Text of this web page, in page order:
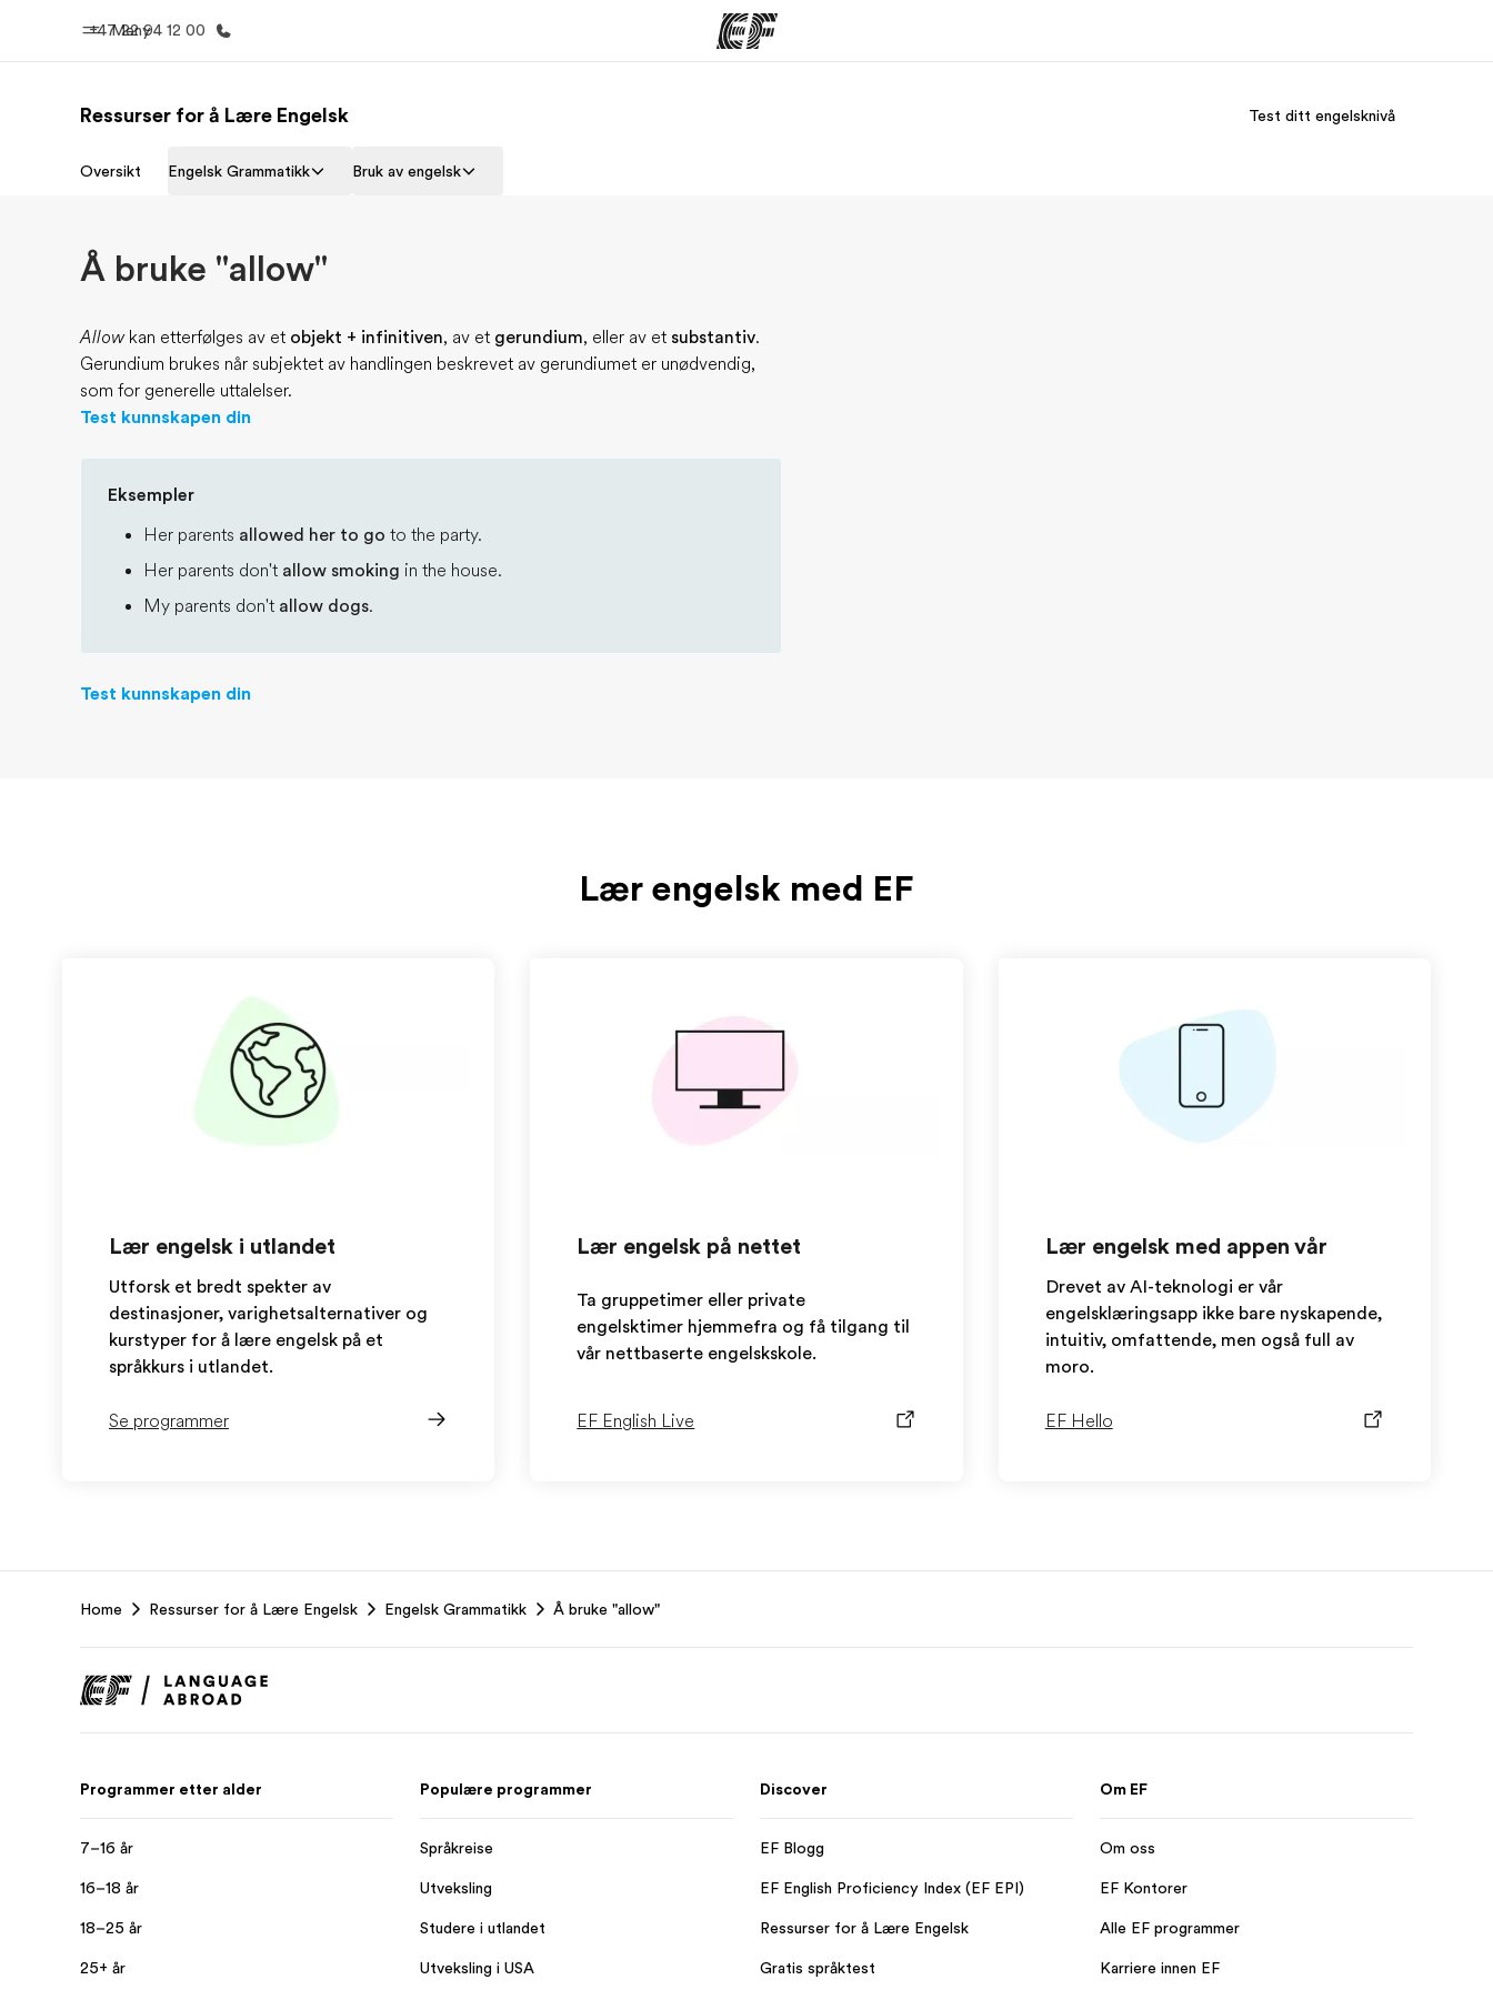
Meny
+47 22 94 12 00
Hjem Programmer
Ressurser for å Lære Engelsk Test ditt engelsknivå
Oversikt Engelsk Grammatikk Bruk av engelsk
Å bruke "allow"
Allowkan etterfølges av et objekt + infinitiven, av et gerundium, eller av et substantiv.
Gerundium brukes når subjektet av handlingen beskrevet av gerundiumet er unødvendig,
som for generelle uttalelser.
Test kunnskapen din
Eksempler
Her parents allowed her to go to the party.
Her parents don't allow smoking in the house.
My parents don't allow dogs.
Test kunnskapen din
Lær engelsk med EF
Lær engelsk i utlandet
Utforsk et bredt spekter av
destinasjoner, varighetsalternativer og
kurstyper for å lære engelsk på et
språkkurs i utlandet.
Se programmer
Lær engelsk på nettet
Ta gruppetimer eller private
engelsktimer hjemmefra og få tilgang til
vår nettbaserte engelskskole.
EF English Live
Lær engelsk med appen vår
Drevet av AI-teknologi er vår
engelsklæringsapp ikke bare nyskapende,
intuitiv, omfattende, men også full av
moro.
EF Hello
Home Ressurser for å Lære Engelsk Engelsk Grammatikk Å bruke "allow"
Programmer etter alder
7–16 år
16–18 år
18–25 år
25+ år
Populære programmer
Språkreise
Utveksling
Studere i utlandet
Utveksling i USA
Discover
EF Blogg
EF English Proficiency Index (EF EPI)
Ressurser for å Lære Engelsk
Gratis språktest
Om EF
Om oss
EF Kontorer
Alle EF programmer
Karriere innen EF